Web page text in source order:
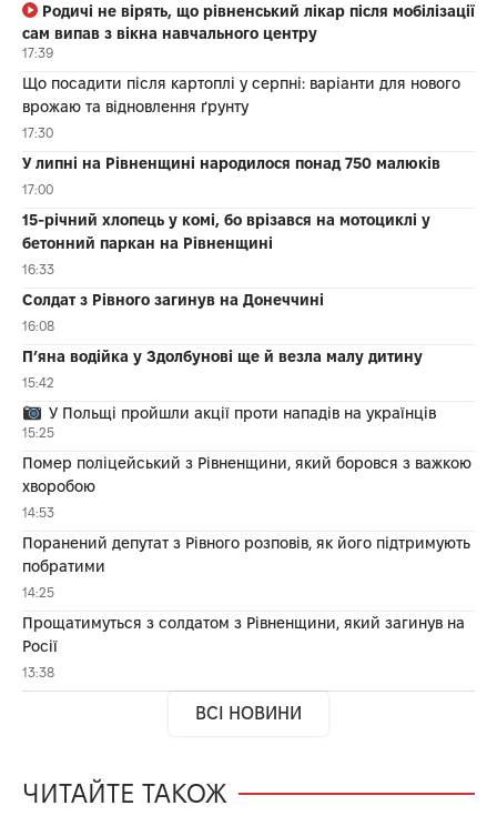
Родичі не вірять, що рівненський лікар після мобілізації
сам випав з вікна навчального центру
17:39
Що посадити після картоплі у серпні: варіанти для нового
врожаю та відновлення ґрунту
17:30
У липні на Рівненщині народилося понад 750 малюків
17:00
15-річний хлопець у комі, бо врізався на мотоциклі у
бетонний паркан на Рівненщині
16:33
Солдат з Рівного загинув на Донеччині
16:08
П’яна водійка у Здолбунові ще й везла малу дитину
15:42
У Польщі пройшли акції проти нападів на українців
15:25
Помер поліцейський з Рівненщини, який боровся з важкою
хворобою
14:53
Поранений депутат з Рівного розповів, як його підтримують
побратими
14:25
Прощатимуться з солдатом з Рівненщини, який загинув на
Росії
13:38
ВСІ НОВИНИ
ЧИТАЙТЕ ТАКОЖ